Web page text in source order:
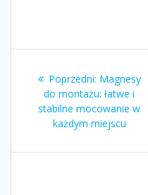
wpisu
Poprzedni: Poprzedni
wpis:
Magnesy
do montażu: łatwe i
stabilne mocowanie w
każdym miejscu